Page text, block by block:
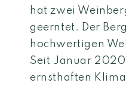
hat zwei
geerntet. Der
hochwertigen
Seit Januar
ernsthaften